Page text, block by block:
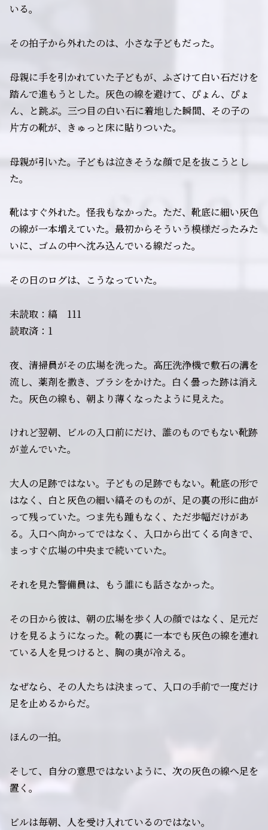
いる。
その拍子から外れたのは、小さな子どもだった。
母親に手を引かれていた子どもが、ふざけて白い石だけを
踏んで進もうとした。灰色の線を避けて、ぴょん、ぴょ
ん、と跳ぶ。三つ目の白い石に着地した瞬間、その子の
片方の靴が、きゅっと床に貼りついた。
母親が引いた。子どもは泣きそうな顔で足を抜こうとし
た。
靴はすぐ外れた。怪我もなかった。ただ、靴底に細い灰色
の線が一本増えていた。最初からそういう模様だったみた
いに、ゴムの中へ沈み込んでいる線だった。
その日のログは、こうなっていた。
未読取：縞 111
読取済：1
夜、清掃員がその広場を洗った。高圧洗浄機で敷石の溝を
流し、薬剤を撒き、ブラシをかけた。白く曇った跡は消え
た。灰色の線も、朝より薄くなったように見えた。
けれど翌朝、ビルの入口前にだけ、誰のものでもない靴跡
が並んでいた。
大人の足跡ではない。子どもの足跡でもない。靴底の形で
はなく、白と灰色の細い縞そのものが、足の裏の形に曲が
って残っていた。つま先も踵もなく、ただ歩幅だけがあ
る。入口へ向かってではなく、入口から出てくる向きで、
まっすぐ広場の中央まで続いていた。
それを見た警備員は、もう誰にも話さなかった。
その日から彼は、朝の広場を歩く人の顔ではなく、足元だ
けを見るようになった。靴の裏に一本でも灰色の線を連れ
ている人を見つけると、胸の奥が冷える。
なぜなら、その人たちは決まって、入口の手前で一度だけ
足を止めるからだ。
ほんの一拍。
そして、自分の意思ではないように、次の灰色の線へ足を
置く。
ビルは毎朝、人を受け入れているのではない。